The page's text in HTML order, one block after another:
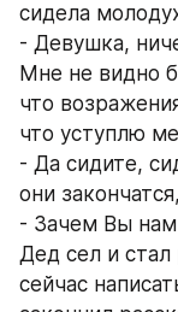
сидела
- Девушка,
Мне не видно
что
что уступлю
- Да сидите,
они
- Зачем Вы
Дед сел и стал
сейчас